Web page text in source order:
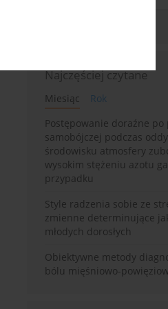
Najczęściej czytane
Miesiąc
Rok
Postępowanie doraźne po
samobójczej podczas
środowisku atmosfery
wysokim stężeniu azotu
przypadku
Style radzenia sobie ze
zmienne determinujące
młodych dorosłych
Obiektywne metody
bólu mięśniowo-